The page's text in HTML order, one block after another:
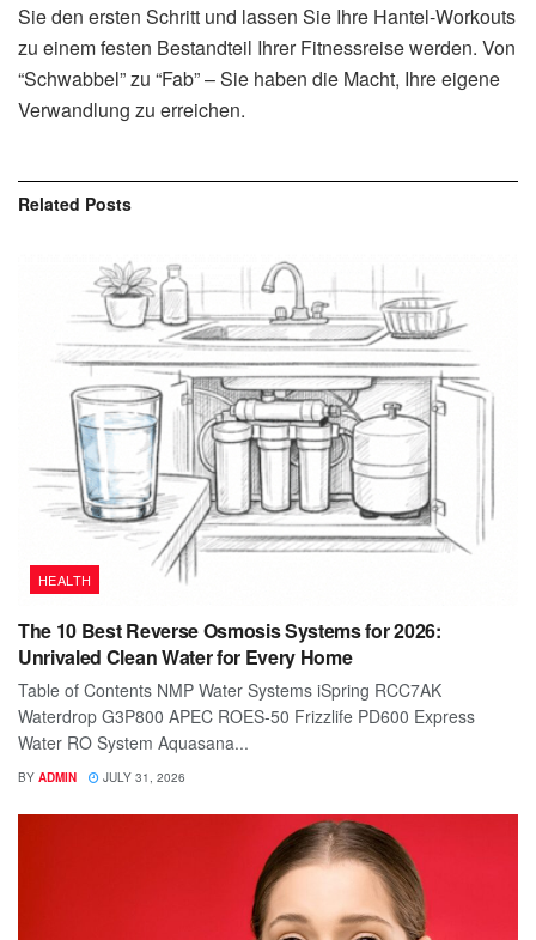
Sie den ersten Schritt und lassen Sie Ihre Hantel-Workouts
zu einem festen Bestandteil Ihrer Fitnessreise werden. Von
“Schwabbel” zu “Fab” – Sie haben die Macht, Ihre eigene
Verwandlung zu erreichen.
Related Posts
HEALTH
The 10 Best Reverse Osmosis Systems for 2026:
Unrivaled Clean Water for Every Home
Table of Contents NMP Water Systems iSpring RCC7AK
Waterdrop G3P800 APEC ROES-50 Frizzlife PD600 Express
Water RO System Aquasana...
BY ADMIN JULY 31, 2026